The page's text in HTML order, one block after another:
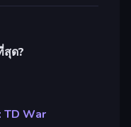
สุด?
TD War